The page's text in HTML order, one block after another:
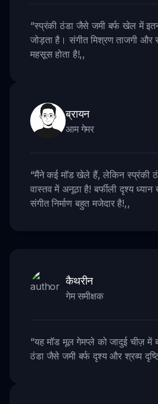
“स्प्रंकी ठंडा जैसे जमी बर्फ खेल में
जोड़ता है। संगीत मिश्रण ताजगी और
महसूस होता है!,,
ब्रायन
आम गेमर
“मैंने कई मॉड खेले हैं, लेकिन स्प्रंकी
वास्तव में अनूठा है! बर्फीली दृश्य
संगीत निर्माण बहुत मजेदार है!,,
कैथरीन
गेम समीक्षक
“यह मॉड मूल गेमप्ले को जादुई चीज़ में
ठंडा जैसे जमी बर्फ दृश्य और श्रव्य